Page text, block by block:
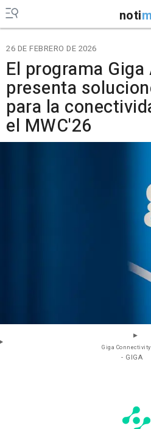
noti
26 DE FEBRERO DE 2026
El programa
presenta
para la
el MWC'26
Giga
- GIGA